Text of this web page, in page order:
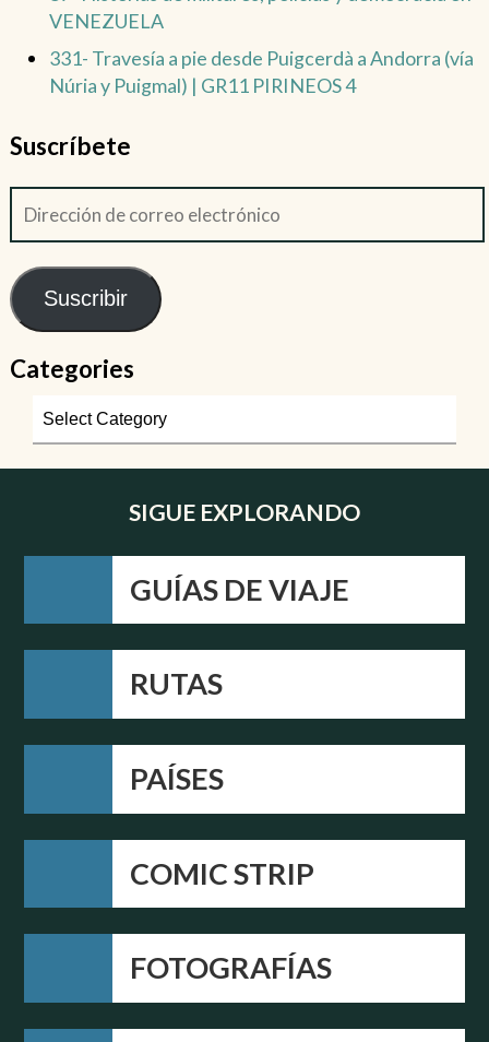
VENEZUELA
331- Travesía a pie desde Puigcerdà a Andorra (vía
Núria y Puigmal) | GR11 PIRINEOS 4
Suscríbete
Suscribir
Categories
SIGUE EXPLORANDO
GUÍAS DE VIAJE
RUTAS
PAÍSES
COMIC STRIP
FOTOGRAFÍAS